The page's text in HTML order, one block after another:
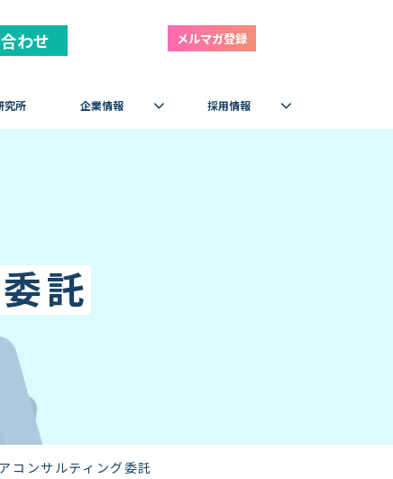
わせ メルマガ登録
究所 企業情報 採用情報
託
コンサルティング委託